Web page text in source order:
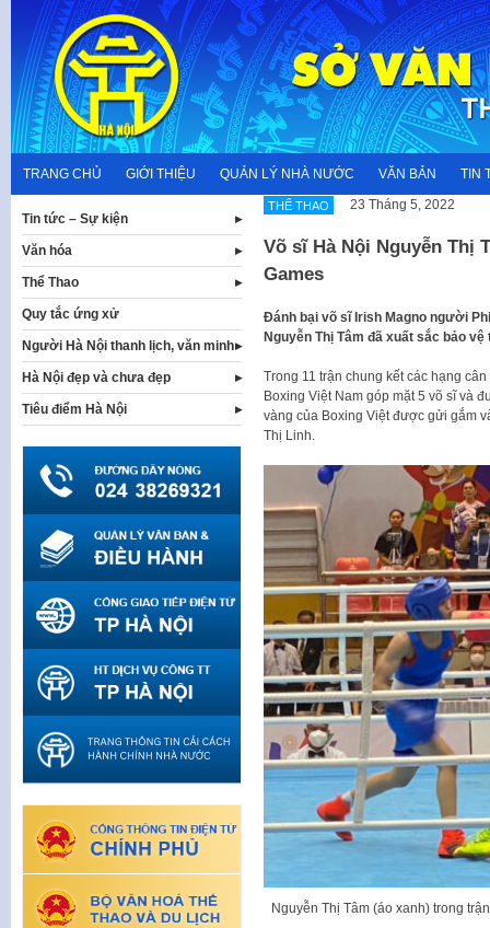
content
TRANG CHỦ GIỚI THIỆU QUẢN LÝ NHÀ NƯỚC VĂN BẢN TIN
THỂ THAO 23 Tháng 5, 2022
Võ sĩ Hà Nội Nguyễn Thị
Games
Đánh bại võ sĩ Irish Magno người
Nguyễn Thị Tâm đã xuất sắc bảo
Trong 11 trận chung kết các hạng
Boxing Việt Nam góp mặt 5 võ sĩ và
vàng của Boxing Việt được gửi gắm
Thị Linh.
Nguyễn Thị Tâm (áo xanh) trong
Tin tức – Sự kiện
Văn hóa
Thể Thao
Quy tắc ứng xử
Người Hà Nội thanh lịch, văn minh
Hà Nội đẹp và chưa đẹp
Tiêu điểm Hà Nội